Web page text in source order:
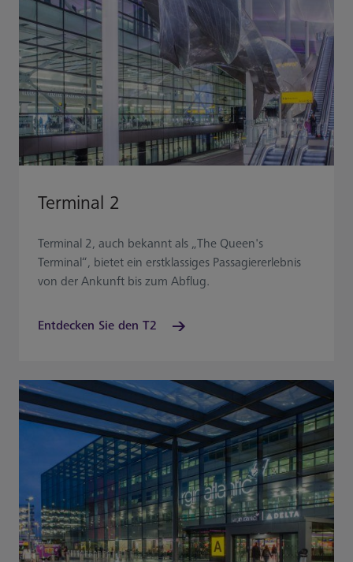
Terminal 2
Terminal 2, auch bekannt als „The Queen's
Terminal“, bietet ein erstklassiges Passagiererlebnis
von der Ankunft bis zum Abflug.
Entdecken Sie den T2